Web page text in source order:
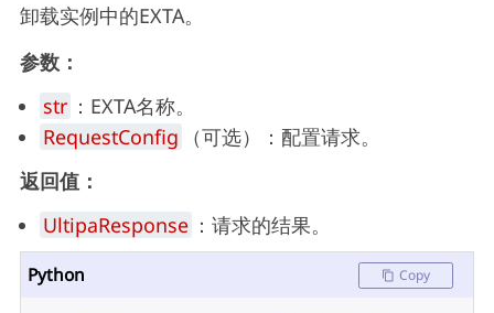
卸载实例中的EXTA。
参数：
str ：EXTA名称。
RequestConfig
（可选）：配置请求。
返回值：
UltipaResponse ：请求的结果。
Python Copy